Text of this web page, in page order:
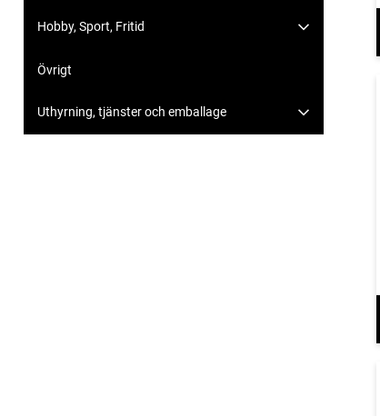
Hobby, Sport, Fritid
Övrigt
Uthyrning, tjänster och emballage